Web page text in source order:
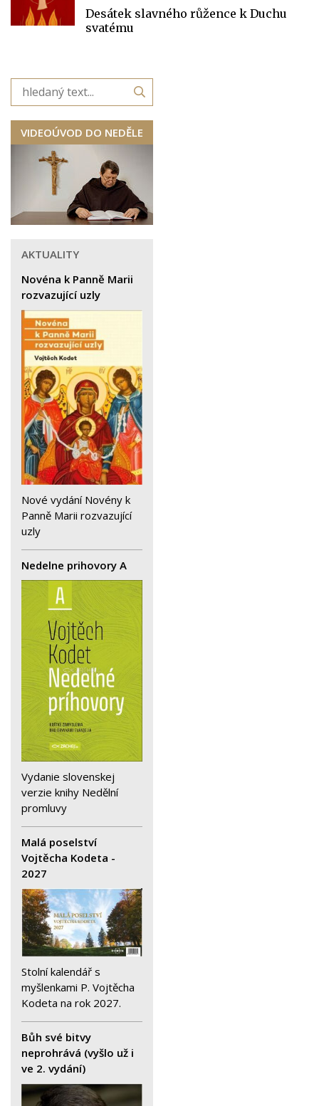
Desátek slavného růžence k Duchu
svatému
VIDEOÚVOD DO NEDĚLE
AKTUALITY
Novéna k Panně Marii
rozvazující uzly
Nové vydání Novény k
Panně Marii rozvazující
uzly
Nedelne prihovory A
Vydanie slovenskej
verzie knihy Nedělní
promluvy
Malá poselství
Vojtěcha Kodeta -
2027
Stolní kalendář s
myšlenkami P. Vojtěcha
Kodeta na rok 2027.
Bůh své bitvy
neprohrává (vyšlo už i
ve 2. vydání)